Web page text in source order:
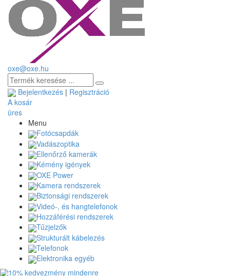
oxe@oxe.hu
Bejelentkezés | Regisztráció
A kosár
üres
Menu
Fotócsapdák
Vadászoptika
Ellenőrző kamerák
Kémény igények
OXE Power
Kamera rendszerek
Biztonsági rendszerek
Videó-, és hangtelefonok
Hozzáférési rendszerek
Tűzjelzők
Strukturált kábelezés
Telefonok
Elektronika egyéb